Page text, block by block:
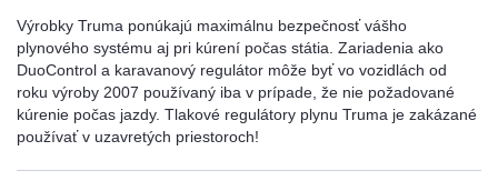
Výrobky Truma ponúkajú maximálnu bezpečnosť vášho
plynového systému aj pri kúrení počas státia. Zariadenia ako
DuoControl a karavanový regulátor môže byť vo vozidlách od
roku výroby 2007 používaný iba v prípade, že nie požadované
kúrenie počas jazdy. Tlakové regulátory plynu Truma je zakázané
používať v uzavretých priestoroch!